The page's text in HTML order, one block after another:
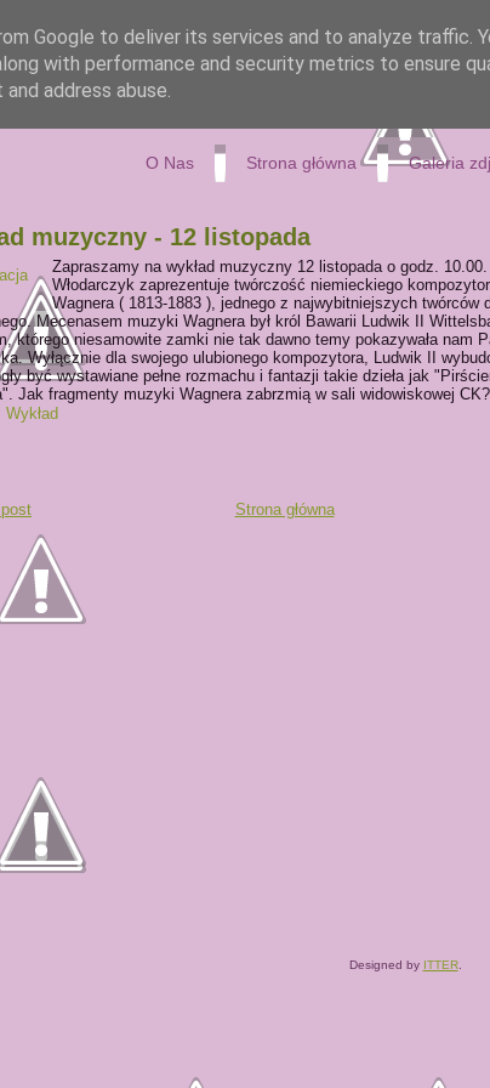
O Nas Strona główna Galeria
muzyczny - 12 listopada
Zapraszamy na wykład muzyczny 12 listopada o godz.
Włodarczyk zaprezentuje twórczość niemieckiego
Wagnera ( 1813-1883 ), jednego z najwybitniejszych twórców
Mecenasem muzyki Wagnera był król Bawarii Ludwik II
którego niesamowite zamki nie tak dawno temy pokazywała nam
Wyłącznie dla swojego ulubionego kompozytora, Ludwik II
być wystawiane pełne rozmachu i fantazji takie dzieła jak
Jak fragmenty muzyki Wagnera zabrzmią w sali widowiskowej
Wykład
Strona główna
Designed by ITTER.
Google to deliver its services and to analyze traffic.
with performance and security metrics to ensure
address abuse.